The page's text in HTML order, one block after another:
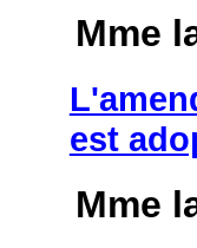
Mme
est
Mme